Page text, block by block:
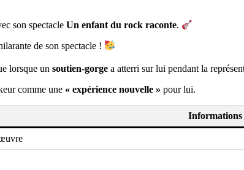
son spectacle Un enfant du rock raconte.
de son spectacle !
lorsque un soutien-gorge a atterri sur lui pendant la
comme une « expérience nouvelle » pour lui.
Informations